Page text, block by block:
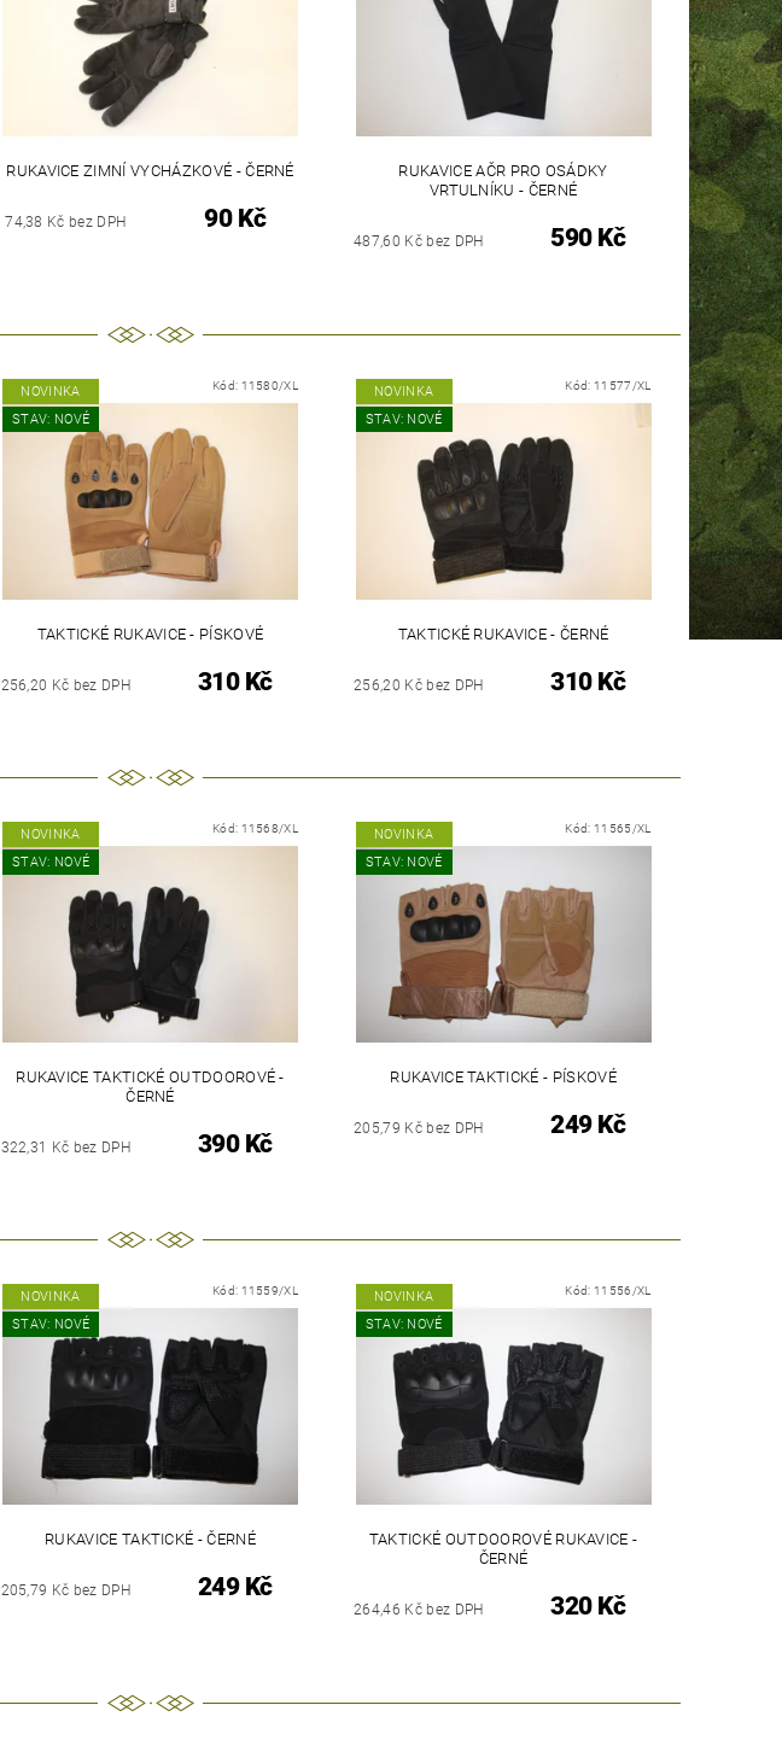
RUKAVICE ZIMNÍ VYCHÁZKOVÉ - ČERNÉ
74,38 Kč bez DPH 90 Kč
RUKAVICE AČR PRO OSÁDKY
VRTULNÍKU - ČERNÉ
487,60 Kč bez DPH 590 Kč
NOVINKA
STAV: NOVÉ
Kód: 11580/XL
TAKTICKÉ RUKAVICE - PÍSKOVÉ
256,20 Kč bez DPH 310 Kč
NOVINKA
STAV: NOVÉ
Kód: 11577/XL
TAKTICKÉ RUKAVICE - ČERNÉ
256,20 Kč bez DPH 310 Kč
NOVINKA
STAV: NOVÉ
Kód: 11568/XL
RUKAVICE TAKTICKÉ OUTDOOROVÉ -
ČERNÉ
322,31 Kč bez DPH 390 Kč
NOVINKA
STAV: NOVÉ
Kód: 11565/XL
RUKAVICE TAKTICKÉ - PÍSKOVÉ
205,79 Kč bez DPH 249 Kč
NOVINKA
STAV: NOVÉ
Kód: 11559/XL
RUKAVICE TAKTICKÉ - ČERNÉ
205,79 Kč bez DPH 249 Kč
NOVINKA
STAV: NOVÉ
Kód: 11556/XL
TAKTICKÉ OUTDOOROVÉ RUKAVICE -
ČERNÉ
264,46 Kč bez DPH 320 Kč